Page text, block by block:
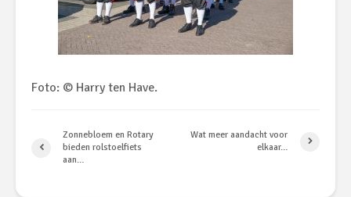
Foto: © Harry ten Have.
Zonnebloem en Rotary
bieden rolstoelfiets
aan…
Wat meer aandacht voor
elkaar…